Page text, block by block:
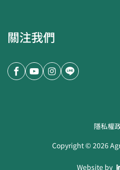
關注我們
隱私權
Copyright ©2026